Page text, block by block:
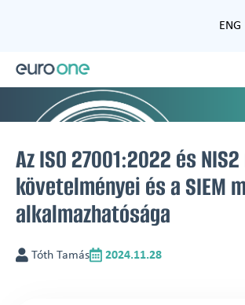
ENG
Az ISO 27001:2022 és
követelményei és a SIEM
alkalmazhatósága
Tóth Tamás 2024.11.28